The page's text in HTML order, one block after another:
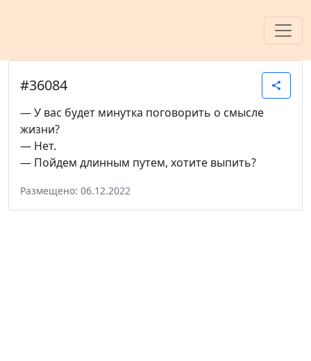
#36084 share
— У вас будет минутка поговорить о смысле
жизни?
— Нет.
— Пойдем длинным путем, хотите выпить?
Размещено: 06.12.2022